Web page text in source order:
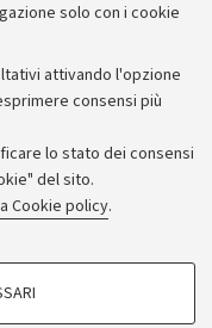
solo con i cookie
attivando l'opzione
consensi più
lo stato dei consensi
del sito.
Cookie policy.